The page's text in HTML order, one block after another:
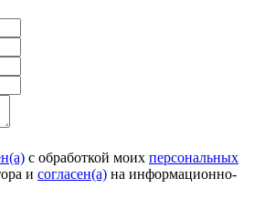
c обработкой моих персональных
и согласен(а) на информационно-